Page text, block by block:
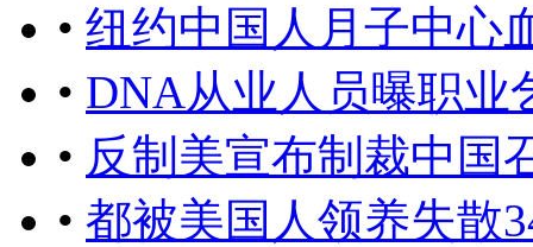
• 纽约中国人月子中心
• DNA从业人员曝职业
• 反制美宣布制裁中国
• 都被美国人领养失散